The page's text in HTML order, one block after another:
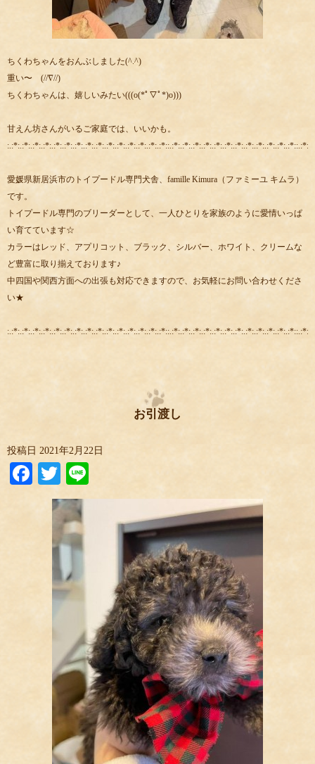
ちくわちゃんをおんぶしました(^.^)
重い〜 (//∇//)
ちくわちゃんは、嬉しいみたい(((o(*ﾟ▽ﾟ*)o)))
甘えん坊さんがいるご家庭では、いいかも。
:.:*:.:*:.:*:.:*:.:*:.:*:.:*:.:*:.:*:.:*:.:*:.:*:.:*:.:*:.:*::.:*:.:*:.:*:.:*:.:*:.:*:.:*:.:*:.:*:.:*:.:*:.:*::.:*:.:
愛媛県新居浜市のトイプードル専門犬舎、famille Kimura（ファミーユ キムラ）
です。
トイプードル専門のブリーダーとして、一人ひとりを家族のように愛情いっぱ
い育てています☆
カラーはレッド、アプリコット、ブラック、シルバー、ホワイト、クリームな
ど豊富に取り揃えております♪
中四国や関西方面への出張も対応できますので、お気軽にお問い合わせくださ
い★
:.:*:.:*:.:*:.:*:.:*:.:*:.:*:.:*:.:*:.:*:.:*:.:*:.:*:.:*:.:*::.:*:.:*:.:*:.:*:.:*:.:*:.:*:.:*:.:*:.:*:.:*:.:*::.:*:.:
お引渡し
投稿日 2021年2月22日
Facebook
Twitter